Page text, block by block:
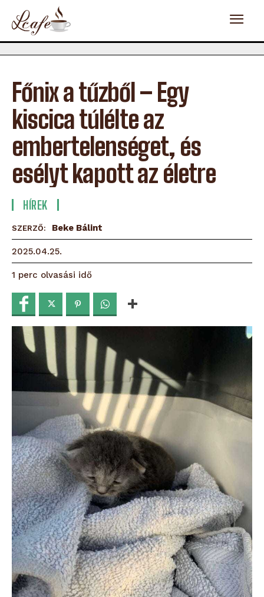
Főnix a tűzből – Egy
kiscica túlélte az
embertelenséget, és
esélyt kapott az életre
HÍREK
SZERZŐ: Beke Bálint
2025.04.25.
1 perc olvasási idő